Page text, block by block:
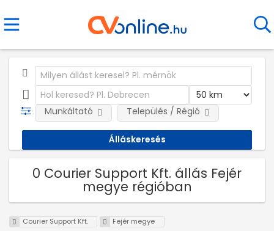
Munkáltató Település / Régió
0 Courier Support Kft. állás Fejér
megye régióban
Courier Support Kft. Fejér megye